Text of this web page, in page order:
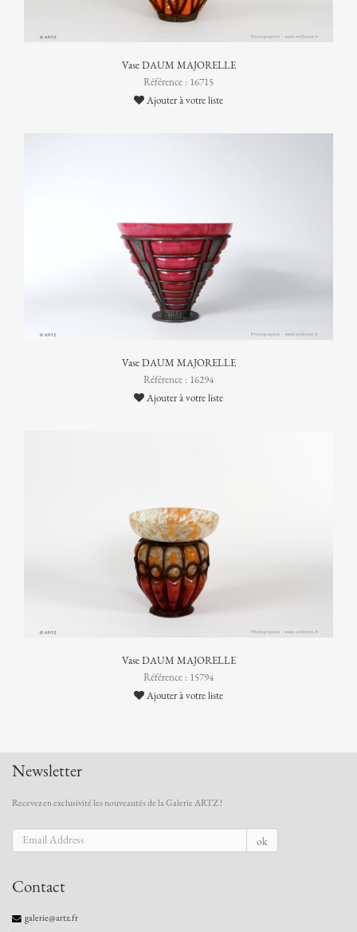
Vase DAUM MAJORELLE
Référence : 16715
Ajouter à votre liste
Vase DAUM MAJORELLE
Référence : 16294
Ajouter à votre liste
Vase DAUM MAJORELLE
Référence : 15794
Ajouter à votre liste
Newsletter
Recevez en exclusivité les nouveautés de la Galerie ARTZ !
ok
Contact
galerie@artz.fr